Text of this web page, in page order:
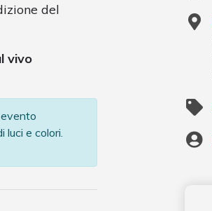
del
vivo
luci e colori.